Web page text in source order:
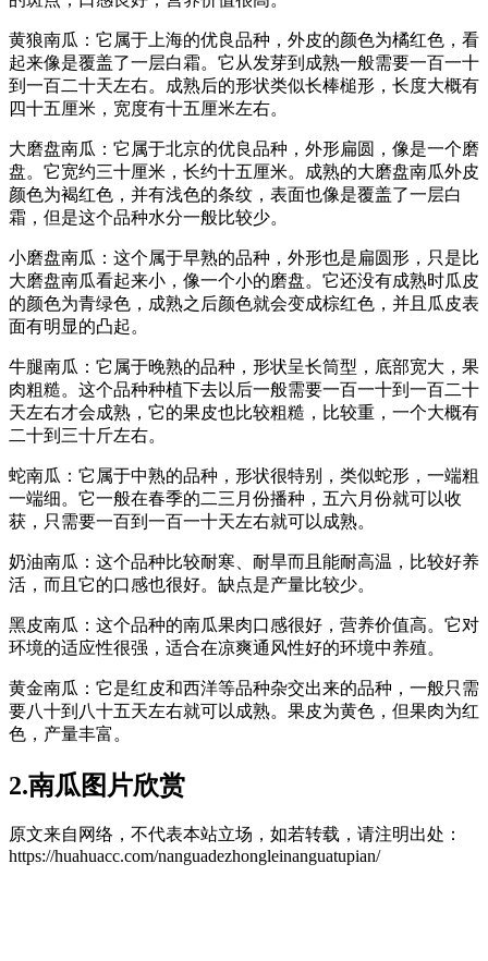
黄狼南瓜：它属于上海的优良品种，外皮的颜色为橘红色，看
起来像是覆盖了一层白霜。它从发芽到成熟一般需要一百一十
到一百二十天左右。成熟后的形状类似长棒槌形，长度大概有
四十五厘米，宽度有十五厘米左右。
大磨盘南瓜：它属于北京的优良品种，外形扁圆，像是一个磨
盘。它宽约三十厘米，长约十五厘米。成熟的大磨盘南瓜外皮
颜色为褐红色，并有浅色的条纹，表面也像是覆盖了一层白
霜，但是这个品种水分一般比较少。
小磨盘南瓜：这个属于早熟的品种，外形也是扁圆形，只是比
大磨盘南瓜看起来小，像一个小的磨盘。它还没有成熟时瓜皮
的颜色为青绿色，成熟之后颜色就会变成棕红色，并且瓜皮表
面有明显的凸起。
牛腿南瓜：它属于晚熟的品种，形状呈长筒型，底部宽大，果
肉粗糙。这个品种种植下去以后一般需要一百一十到一百二十
天左右才会成熟，它的果皮也比较粗糙，比较重，一个大概有
二十到三十斤左右。
蛇南瓜：它属于中熟的品种，形状很特别，类似蛇形，一端粗
一端细。它一般在春季的二三月份播种，五六月份就可以收
获，只需要一百到一百一十天左右就可以成熟。
奶油南瓜：这个品种比较耐寒、耐旱而且能耐高温，比较好养
活，而且它的口感也很好。缺点是产量比较少。
黑皮南瓜：这个品种的南瓜果肉口感很好，营养价值高。它对
环境的适应性很强，适合在凉爽通风性好的环境中养殖。
黄金南瓜：它是红皮和西洋等品种杂交出来的品种，一般只需
要八十到八十五天左右就可以成熟。果皮为黄色，但果肉为红
色，产量丰富。
2.南瓜图片欣赏
原文来自网络，不代表本站立场，如若转载，请注明出处：
https://huahuacc.com/nanguadezhongleinanguatupian/